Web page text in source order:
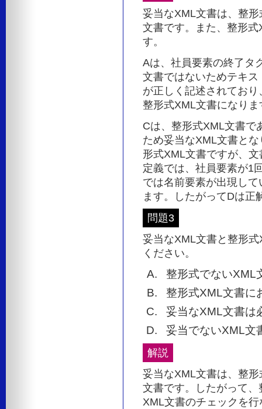
妥当なXML文書は、整
文書です。また、整形
す。
Aは、社員要素の終了タ
文書ではないためテキ
が正しく記述されてお
整形式XML文書になり
Cは、整形式XML文書で
ため妥当なXML文書と
形式XML文書ですが、
定義では、社員要素が1
では名前要素が出現し
ます。したがってDは正
問題3
妥当なXML文書と整形
ください。
整形式でないXML
整形式XML文書に
妥当なXML文書は
妥当でないXML文
解説
妥当なXML文書は、整
文書です。したがって
XML文書のチェックを